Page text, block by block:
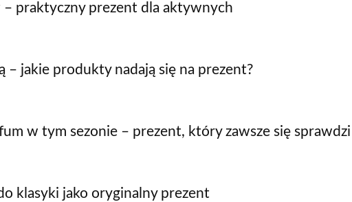
praktyczny prezent dla aktywnych
– jakie produkty nadają się na prezent?
w tym sezonie – prezent, który zawsze się sprawdzi
klasyki jako oryginalny prezent